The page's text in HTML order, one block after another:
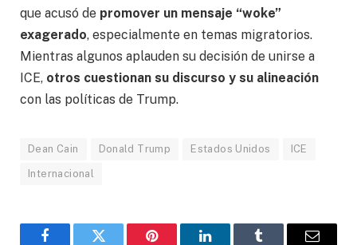
que acusó de promover un mensaje “woke”
exagerado, especialmente en temas migratorios.
Mientras algunos aplauden su decisión de unirse a
ICE, otros cuestionan su discurso y su alineación
con las políticas de Trump.
Dean Cain Donald Trump Estados Unidos ICE
Internacional